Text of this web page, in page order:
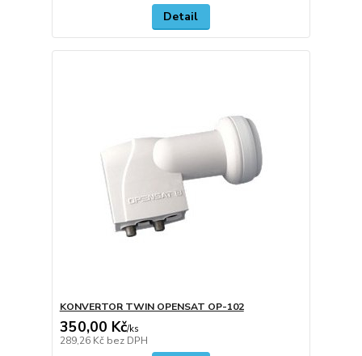
Detail
KONVERTOR TWIN OPENSAT OP-102
350,00 Kč/ks
289,26 Kč bez DPH